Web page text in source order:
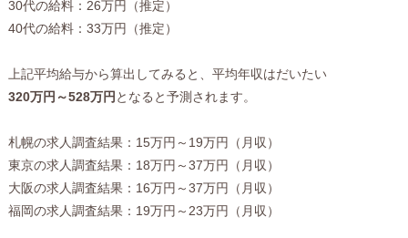
30代の給料：26万円（推定）
40代の給料：33万円（推定）
上記平均給与から算出してみると、平均年収はだいたい
320万円～528万円 となると予測されます。
札幌の求人調査結果：15万円～19万円（月収）
東京の求人調査結果：18万円～37万円（月収）
大阪の求人調査結果：16万円～37万円（月収）
福岡の求人調査結果：19万円～23万円（月収）